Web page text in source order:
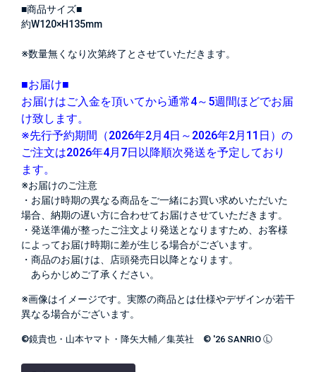
■商品サイズ■
約W120×H135mm
※数量無くなり次第終了とさせていただきます。
■お届け■
お届けはご入金を頂いてから通常4～5週間ほどでお届
け致します。
※先行予約期間（2026年2月4日～2026年2月11日）の
ご注文は2026年4月7日以降順次発送を予定しており
ます。
※お届けのご注意
・お届け時期の異なる商品をご一緒にお買い求めいただいた
場合、納期の遅い方に合わせてお届けさせていただきます。
・発送準備が整ったご注文より発送となりますため、お客様
によってお届け時期に差が生じる場合がございます。
・商品のお届けは、店頭発売日以降となります。
あらかじめご了承ください。
※画像はイメージです。実際の商品とは仕様やデザインが若干
異なる場合がございます。
©鏡貴也・山本ヤマト・降矢大輔／集英社 © '26 SANRIO Ⓛ